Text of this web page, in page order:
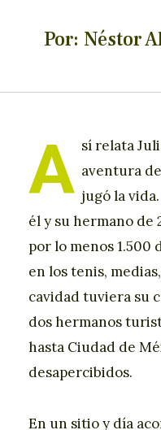
Por: Néstor
A sí relata
aventura
jugó la
él y su hermano de
por lo menos 1.500
en los tenis,
cavidad tuviera su
dos hermanos
hasta Ciudad de
desapercibidos.
En un sitio y día